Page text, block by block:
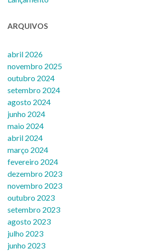
ARQUIVOS
abril 2026
novembro 2025
outubro 2024
setembro 2024
agosto 2024
junho 2024
maio 2024
abril 2024
março 2024
fevereiro 2024
dezembro 2023
novembro 2023
outubro 2023
setembro 2023
agosto 2023
julho 2023
junho 2023